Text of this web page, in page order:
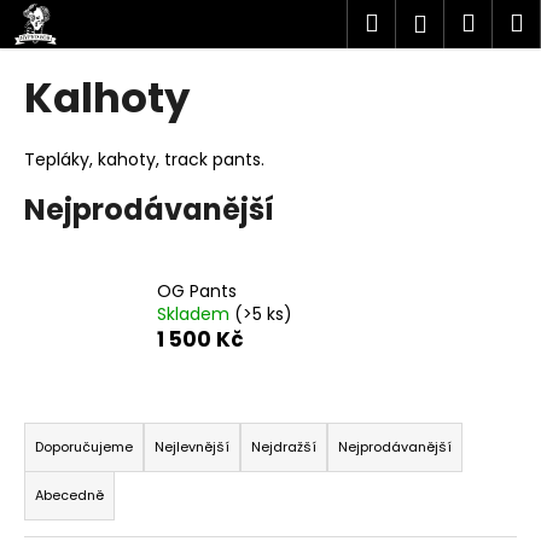
Přejít
na
obsah
Hledat
Kalhoty
Tepláky, kahoty, track pants.
Nejprodávanější
OG Pants
Skladem (>5 ks)
1 500 Kč
Ř
a
z
e
Doporučujeme Nejlevnější Nejdražší Nejprodávanější
Abecedně
o
o
p
o
j
e
t
e